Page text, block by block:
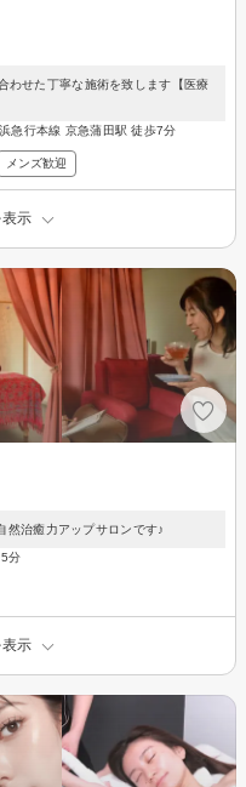
せた丁寧な施術を致します【医療
急行本線 京急蒲田駅 徒歩7分
メンズ歓迎
示
治癒力アップサロンです♪
分
示